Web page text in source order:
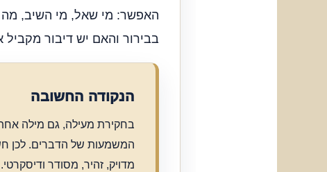
האפשר: מי שאל, מי השיב,
בבירור והאם יש דיבור
הנקודה החשובה
בחקירת מעילה, גם מילה
המשמעות של הדברים. לכן
מדויק, זהיר, מסודר ודיסקרטי.